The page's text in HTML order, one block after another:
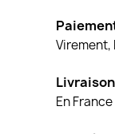
Virement,
En